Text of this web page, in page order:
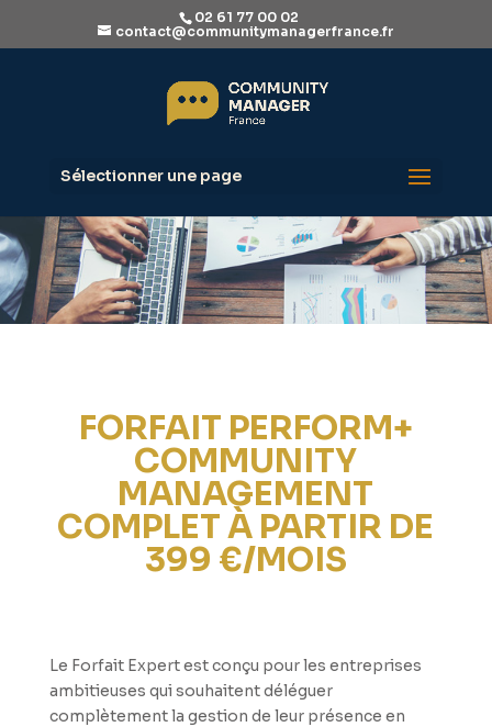
02 61 77 00 02
contact@communitymanagerfrance.fr
Sélectionner une page
FORFAIT PERFORM+
COMMUNITY
MANAGEMENT
COMPLET À PARTIR DE
399 €/MOIS
Le Forfait Expert est conçu pour les entreprises
ambitieuses qui souhaitent déléguer
complètement la gestion de leur présence en